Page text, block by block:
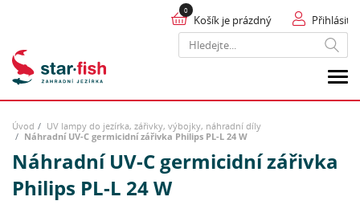
Hledat
Přihlásit
Košík je prázdný
Úvod
UV lampy do jezírka, zářivky, výbojky, náhradní díly
Náhradní UV-C germicidní zářivka Philips PL-L 24 W
Náhradní UV-C germicidní zářivka
Philips PL-L 24 W